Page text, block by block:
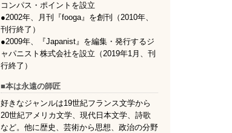
コンパス・ポイントを設立
●2002年、月刊『fooga』を創刊（2010年、
刊行終了）
●2009年、『Japanist』を編集・発行するジ
ャパニスト株式会社を設立（2019年1月、刊
行終了）
■本は永遠の師匠
好きなジャンルは19世紀フランス文学から
20世紀アメリカ文学、現代日本文学、詩歌
など。他に歴史、芸術から思想、政治の分野